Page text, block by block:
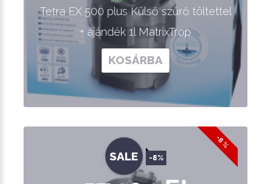
Tetra EX 500 plus Külső szűrő töltettel
+ ajándék 1l MatrixTrop
KOSÁRBA
-8 %
SALE -8%